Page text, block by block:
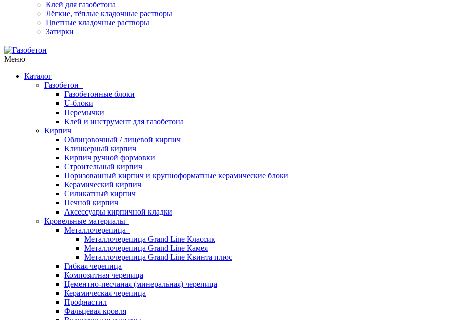
Клей для газобетона
Лёгкие, тёплые кладочные растворы
Цветные кладочные растворы
Затирки
Меню
Каталог
Газобетон
Газобетонные блоки
U-блоки
Перемычки
Клей и инструмент для газобетона
Кирпич
Облицовочный / лицевой кирпич
Клинкерный кирпич
Кирпич ручной формовки
Строительный кирпич
Поризованный кирпич и крупноформатные керамические блоки
Керамический кирпич
Силикатный кирпич
Печной кирпич
Аксессуары кирпичной кладки
Кровельные материалы
Металлочерепица
Металлочерепица Grand Line Классик
Металлочерепица Grand Line Камея
Металлочерепица Grand Line Квинта плюс
Гибкая черепица
Композитная черепица
Цементно-песчаная (минеральная) черепица
Керамическая черепица
Профнастил
Фальцевая кровля